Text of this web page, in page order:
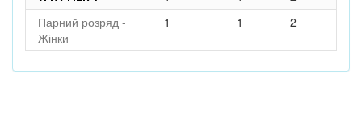
Парний розряд -
Жінки
1 1 2